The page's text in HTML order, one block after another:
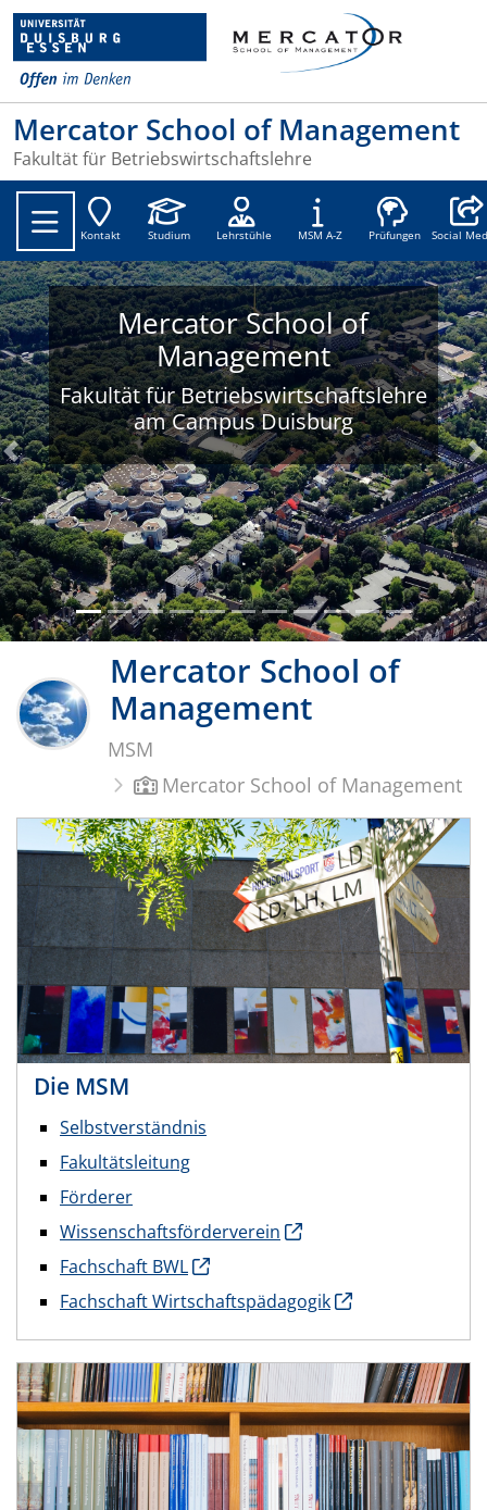
Mercator School of Management
Fakultät für Betriebswirtschaftslehre
Kontakt Studium Lehrstühle MSM A-Z Prüfungen Social
Mercator School of
Management
Fakultät für Betriebswirtschaftslehre
am Campus Duisburg
Mercator School of
Management
MSM
Mercator School of Management
Die MSM
Selbstverständnis
Fakultätsleitung
Förderer
Wissenschaftsförderverein
Fachschaft BWL
Fachschaft Wirtschaftspädagogik